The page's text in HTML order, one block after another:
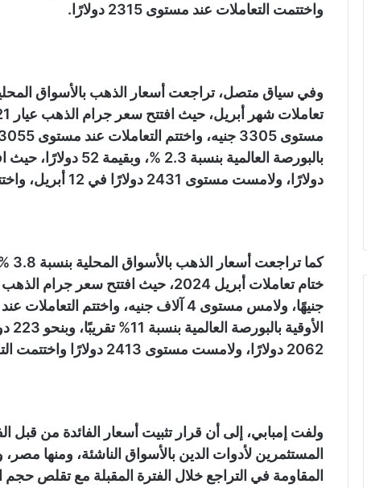
واختتمت التعاملات عند مستوى 2315 دولارًا.
دولارًا، ولامست مستوى 2431 دولارًا في 12 أبريل، واختتمت التعاملات عند مستوى 2285 دولارًا.
2062 دولارًا، ولامست مستوى 2413 دولارًا واختتمت التعاملات عند مستوى 2285 دولارًا.
ولفت إمبابي، إلى أن قرار تثبيت أسعار الفائدة من قبل
المستثمرين لأدوات الدين بالأسواق الناشئة، ومنها
المقاومة في التراجع خلال الفترة المقبلة مع تقلص حجم